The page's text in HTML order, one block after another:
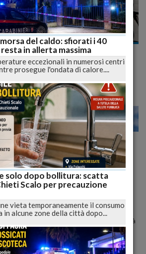
notte: la rapina choc che ha
24 28
01 Luglio 2025 12:00
armata in via Lago di Capestrano ha visto
e soccorsi, con arresto rapido degli
si è consumato poco prima delle
, quando un giovane di nazionalità
shock, ha attirato l’attenzione di una
e Radiomobile
deiCarabinieri
di essere stato derubato poco prima.
del caldo: sfiorati i 40
in allerta massima
eccezionali in numerosi centri
prosegue l'ondata di calore....
solo dopo bollitura: scatta
Scalo per precauzione
vieta temporaneamente il consumo
alcune zone della città dopo...